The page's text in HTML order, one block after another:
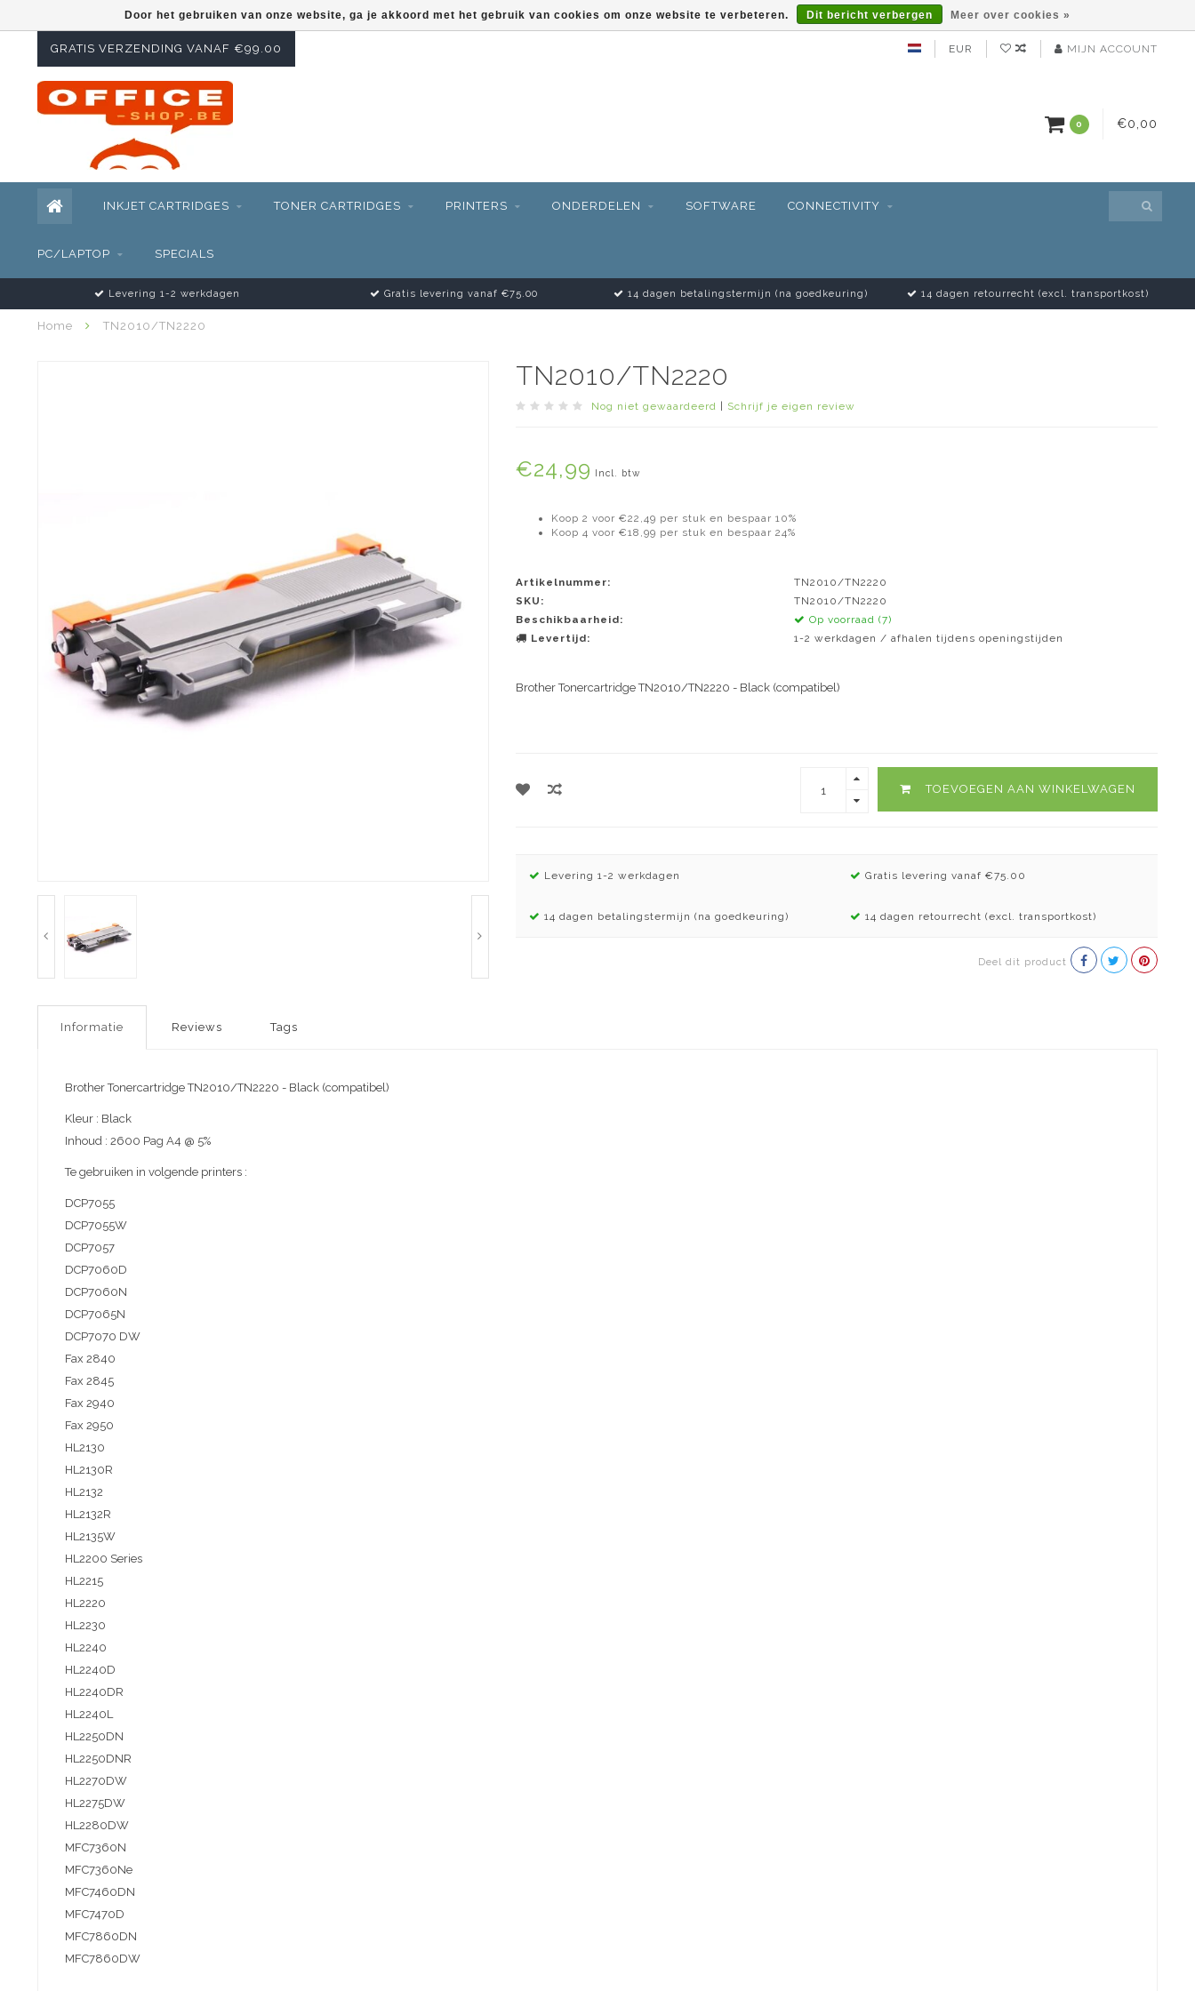
GRATIS VERZENDING VANAF €99.00 EUR MIJN ACCOUNT
0 €0,00
INKJET CARTRIDGES TONER CARTRIDGES PRINTERS ONDERDELEN SOFTWARE CONNECTIVITY
PC/LAPTOP SPECIALS
Levering 1-2 werkdagen Gratis levering vanaf €75.00 14 dagen betalingstermijn (na goedkeuring) 14 dagen retourrecht (excl. transportkost)
Home TN2010/TN2220
TN2010/TN2220
Nog niet gewaardeerd Schrijf je eigen review
€24,99 Incl. btw
Koop 2 voor €22,49 per stuk en bespaar 10%
Koop 4 voor €18,99 per stuk en bespaar 24%
Artikelnummer:
TN2010/TN2220
SKU:
TN2010/TN2220
Beschikbaarheid:
Op voorraad (7)
Levertijd:
1-2 werkdagen / afhalen tijdens openingstijden
Brother Tonercartridge TN2010/TN2220 - Black (compatibel)
TOEVOEGEN AAN WINKELWAGEN
Levering 1-2 werkdagen Gratis levering vanaf €75.00
14 dagen betalingstermijn (na goedkeuring) 14 dagen retourrecht (excl. transportkost)
Deel dit product
Informatie Reviews Tags
Brother Tonercartridge TN2010/TN2220 - Black (compatibel)
Kleur : Black
Inhoud : 2600 Pag A4 @ 5%
Te gebruiken in volgende printers :
DCP7055
DCP7055W
DCP7057
DCP7060D
DCP7060N
DCP7065N
DCP7070 DW
Fax 2840
Fax 2845
Fax 2940
Fax 2950
HL2130
HL2130R
HL2132
HL2132R
HL2135W
HL2200 Series
HL2215
HL2220
HL2230
HL2240
HL2240D
HL2240DR
HL2240L
HL2250DN
HL2250DNR
HL2270DW
HL2275DW
HL2280DW
MFC7360N
MFC7360Ne
MFC7460DN
MFC7470D
MFC7860DN
MFC7860DW
Door het gebruiken van onze website, ga je akkoord met het gebruik van cookies om onze website te verbeteren. Dit bericht verbergen Meer over cookies »